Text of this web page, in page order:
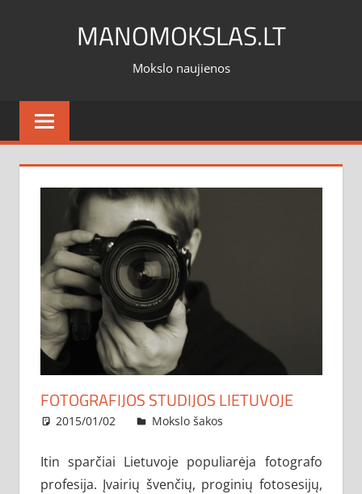
MANOMOKSLAS.LT
Mokslo naujienos
FOTOGRAFIJOS STUDIJOS LIETUVOJE
2015/01/02 administratorius
Mokslo šakos
Itin sparčiai Lietuvoje populiarėja fotografo
profesija. Įvairių švenčių, proginių fotosesijų,